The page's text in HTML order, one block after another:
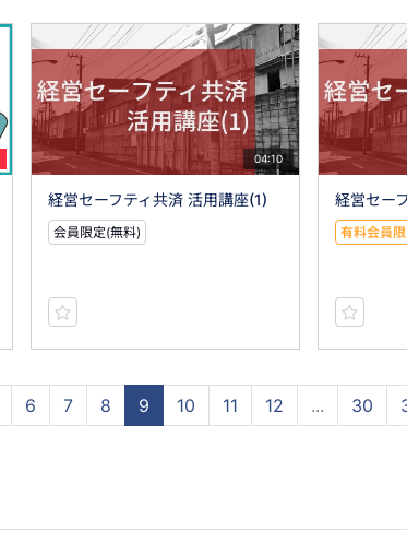
04:10
経営セーフティ共済 活用講座(1)
会員限定(無料)
経営セー
有料会員
6 7 8 9 10 11 12 ... 30